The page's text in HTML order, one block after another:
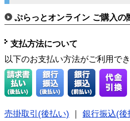
ぷらっとオンライン ご購入の
支払方法について
以下のお支払い方法がご利用で
売掛取引(後払い)
銀行振込(後